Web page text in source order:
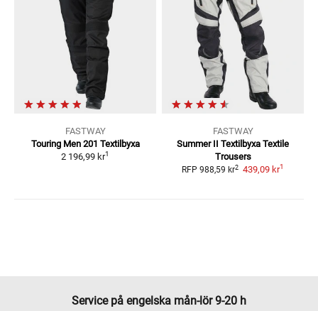
FASTWAY
Touring Men 201 Textilbyxa
2 196,99 kr1
FASTWAY
Summer II Textilbyxa Textile
Trousers
RFP 988,59 kr2 439,09 kr1
Service på engelska mån-lör 9-20 h